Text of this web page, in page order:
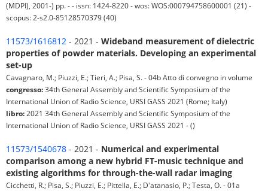
(MDPI), 2001-) pp. - - issn: 1424-8220 - wos: WOS:000794758600001 (21) -
scopus: 2-s2.0-85128570379 (40)
11573/1616812 - 2021 - Wideband measurement of dielectric
properties of powder materials. Developing an experimental
set-up
Cavagnaro, M.; Piuzzi, E.; Tieri, A.; Pisa, S. - 04b Atto di convegno in volume
congresso:34th General Assembly and Scientific Symposium of the
International Union of Radio Science, URSI GASS 2021 (Rome; Italy)
libro: 2021 34th General Assembly and Scientific Symposium of the
International Union of Radio Science, URSI GASS 2021 - ()
11573/1540678 - 2021 - Numerical and experimental
comparison among a new hybrid FT-music technique and
existing algorithms for through-the-wall radar imaging
Cicchetti, R.; Pisa, S.; Piuzzi, E.; Pittella, E.; D'atanasio, P.; Testa, O. - 01a